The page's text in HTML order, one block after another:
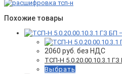
Похожие товары
2060 руб. без НДС
ТСП-Н 5.0.20.00.10.3.1
Выбрать